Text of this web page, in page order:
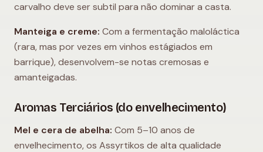
carvalho deve ser subtil para não dominar a casta.
Manteiga e creme: Com a fermentação maloláctica
(rara, mas por vezes em vinhos estágiados em
barrique), desenvolvem-se notas cremosas e
amanteigadas.
Aromas Terciários (do envelhecimento)
Mel e cera de abelha: Com 5–10 anos de
envelhecimento, os Assyrtikos de alta qualidade